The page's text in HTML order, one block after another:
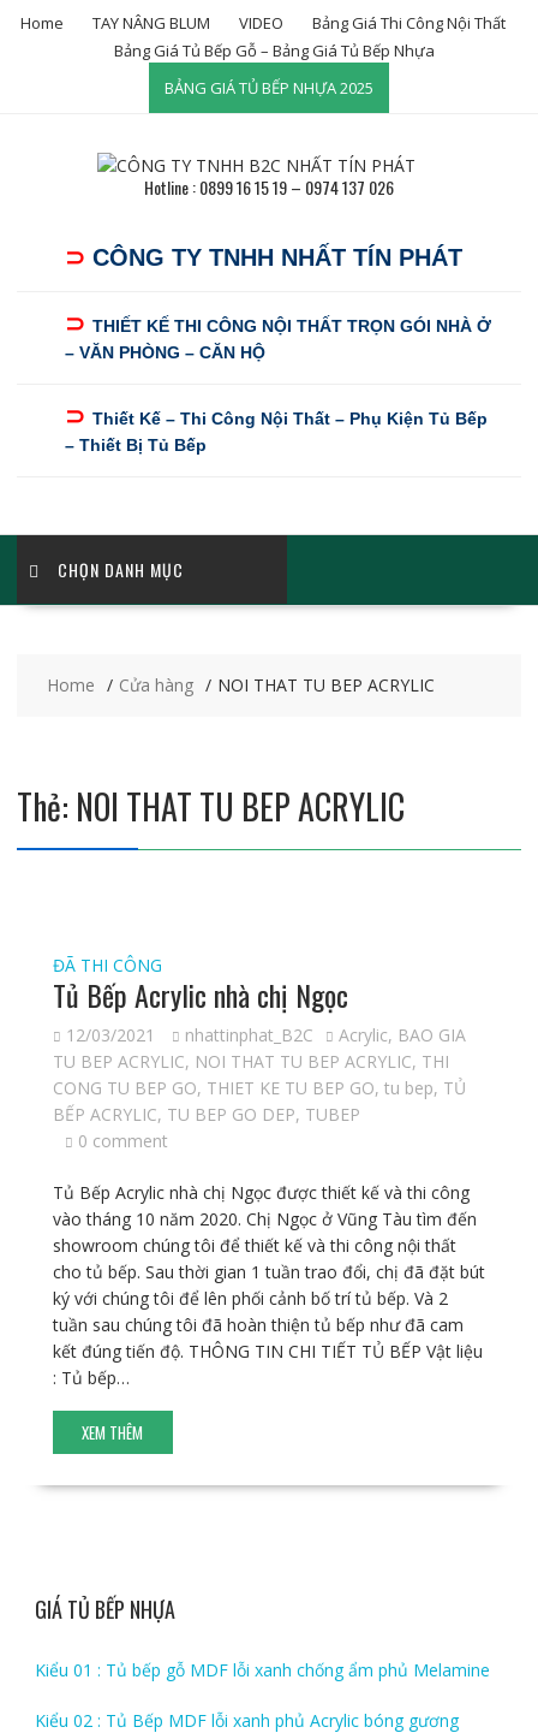
Home TAY NÂNG BLUM VIDEO
Bảng Giá Thi Công Nội Thất
Bảng Giá Tủ Bếp Gỗ – Bảng Giá Tủ Bếp Nhựa
BẢNG GIÁ TỦ BẾP NHỰA 2025
Hotline : 0899 16 15 19 – 0974 137 026
⊃ CÔNG TY TNHH NHẤT TÍN PHÁT
⊃ THIẾT KẾ THI CÔNG NỘI THẤT TRỌN GÓI NHÀ Ở
– VĂN PHÒNG – CĂN HỘ
⊃ Thiết Kế – Thi Công Nội Thất – Phụ Kiện Tủ Bếp
– Thiết Bị Tủ Bếp
CHỌN DANH MỤC
Home Cửa hàng NOI THAT TU BEP ACRYLIC
Thẻ: NOI THAT TU BEP ACRYLIC
ĐÃ THI CÔNG
Tủ Bếp Acrylic nhà chị Ngọc
12/03/2021 nhattinphat_B2C Acrylic, BAO GIA
TU BEP ACRYLIC, NOI THAT TU BEP ACRYLIC, THI
CONG TU BEP GO, THIET KE TU BEP GO, tu bep, TỦ
BẾP ACRYLIC, TU BEP GO DEP, TUBEP
0 comment
Tủ Bếp Acrylic nhà chị Ngọc được thiết kế và thi công
vào tháng 10 năm 2020. Chị Ngọc ở Vũng Tàu tìm đến
showroom chúng tôi để thiết kế và thi công nội thất
cho tủ bếp. Sau thời gian 1 tuần trao đổi, chị đã đặt bút
ký với chúng tôi để lên phối cảnh bố trí tủ bếp. Và 2
tuần sau chúng tôi đã hoàn thiện tủ bếp như đã cam
kết đúng tiến độ. THÔNG TIN CHI TIẾT TỦ BẾP Vật liệu
: Tủ bếp…
XEM THÊM
GIÁ TỦ BẾP NHỰA
Kiểu 01 : Tủ bếp gỗ MDF lỗi xanh chống ẩm phủ Melamine
Kiểu 02 : Tủ Bếp MDF lỗi xanh phủ Acrylic bóng gương